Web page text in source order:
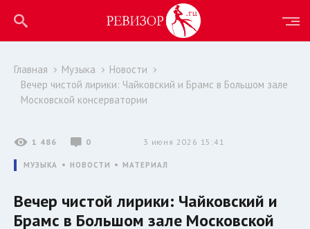
Главная Музыка
Новости
Вечер чистой лирики: Чайковский и Брамс в Большом зале
Московской консерватории
1 486 0 3 июня 2026 15:41
МУЗЫКА НОВОСТИ МАТЕРИАЛ
Вечер чистой лирики: Чайковский и
Брамс в Большом зале Московской